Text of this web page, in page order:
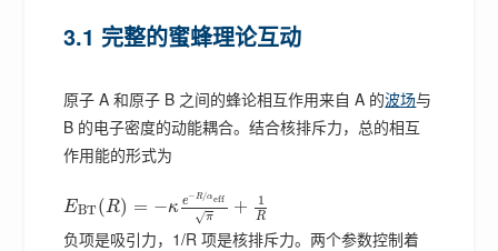
3.1 完整的蜜蜂理论互动
原子 A 和原子 B 之间的蜂论相互作用来自 A 的波场与
B 的电子密度的动能耦合。结合核排斥力，总的相互
作用能的形式为
EBT(R) = −κ e−R/αeff
π
√ + 1
R
负项是吸引力，1/R 项是核排斥力。两个参数控制着